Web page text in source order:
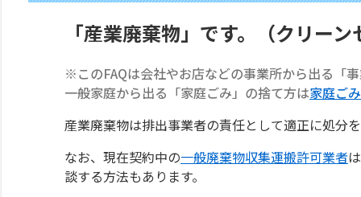
「産業廃棄物」です。（クリー
※このFAQは会社やお店などの事業所から出る「
一般家庭から出る「家庭ごみ」の捨て方は家庭ご
産業廃棄物は排出事業者の責任として適正に処分
なお、現在契約中の一般廃棄物収集運搬許可業者
談する方法もあります。